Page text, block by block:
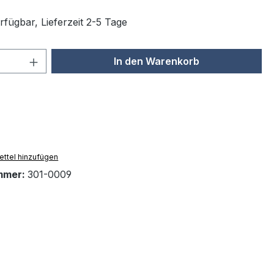
Lieferzeit 2-5 Tage
Anzahl: Gib den gewünschten Wert
In den Warenkorb
hinzufügen
301-0009